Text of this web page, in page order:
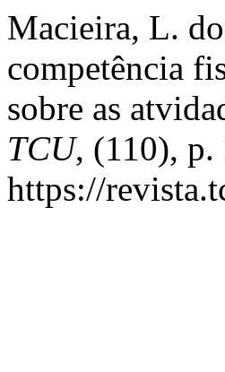
Macieira, L.
competência
sobre as
TCU, (110), p.
https://